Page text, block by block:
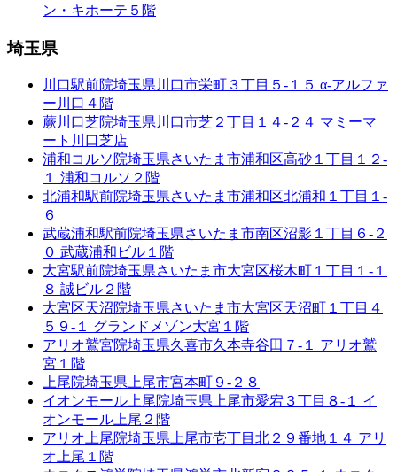
ン・キホーテ５階
埼玉県
川口駅前院埼玉県川口市栄町３丁目５-１５ α-アルファ
ー川口４階
蕨川口芝院埼玉県川口市芝２丁目１４-２４ マミーマ
ート川口芝店
浦和コルソ院埼玉県さいたま市浦和区高砂１丁目１２-
１ 浦和コルソ２階
北浦和駅前院埼玉県さいたま市浦和区北浦和１丁目１-
６
武蔵浦和駅前院埼玉県さいたま市南区沼影１丁目６-２
０ 武蔵浦和ビル１階
大宮駅前院埼玉県さいたま市大宮区桜木町１丁目１-１
８ 誠ビル２階
大宮区天沼院埼玉県さいたま市大宮区天沼町１丁目４
５９-１ グランドメゾン大宮１階
アリオ鷲宮院埼玉県久喜市久本寺谷田７-１ アリオ鷲
宮１階
上尾院埼玉県上尾市宮本町９-２８
イオンモール上尾院埼玉県上尾市愛宕３丁目８-１ イ
オンモール上尾２階
アリオ上尾院埼玉県上尾市壱丁目北２９番地１４ アリ
オ上尾１階